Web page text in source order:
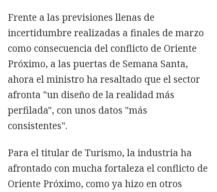
Frente a las previsiones llenas de
incertidumbre realizadas a finales de marzo
como consecuencia del conflicto de Oriente
Próximo, a las puertas de Semana Santa,
ahora el ministro ha resaltado que el sector
afronta "un diseño de la realidad más
perfilada", con unos datos "más
consistentes".
Para el titular de Turismo, la industria ha
afrontado con mucha fortaleza el conflicto de
Oriente Próximo, como ya hizo en otros